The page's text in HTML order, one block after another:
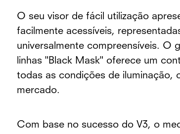
O seu visor de fácil utilização
facilmente acessíveis,
universalmente compreensíveis. O
linhas "Black Mask" oferece um
todas as condições de iluminação,
mercado.
Com base no sucesso do V3, o